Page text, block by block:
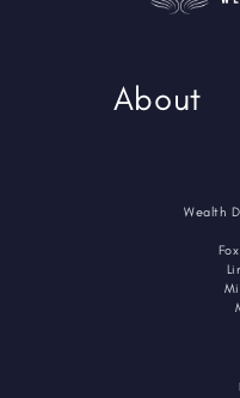
About
Wealth